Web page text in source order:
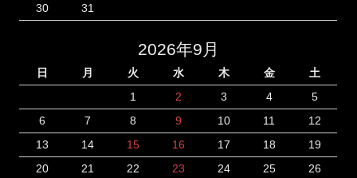
30
31
2026年9月
日 月 火 水 木 金
土
1
2 3 4
5
6
7 8 9 10 11
12
13
14 15 16 17 18
19
20
21 22 23 24 25
26